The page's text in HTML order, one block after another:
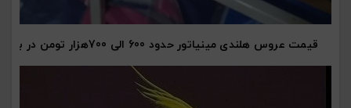
قیمت عروس هلندی مینیاتور حدود 600 الی 700هزار تومن در بازار امروز